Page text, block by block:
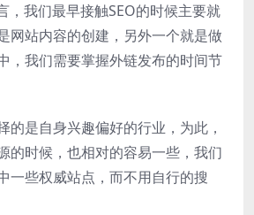
，我们最早接触SEO的时候主要就
网站内容的创建，另外一个就是做
，我们需要掌握外链发布的时间节
的是自身兴趣偏好的行业，为此，
的时候，也相对的容易一些，我们
一些权威站点，而不用自行的搜